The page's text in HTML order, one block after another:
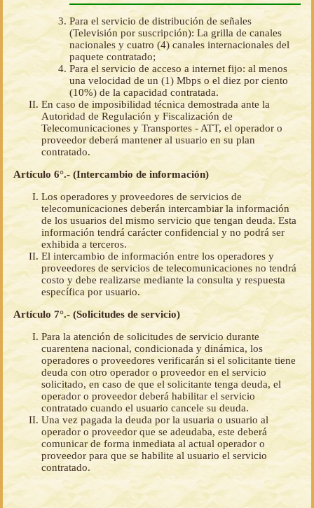
Para el servicio de distribución de señales
(Televisión por suscripción): La grilla de canales
nacionales y cuatro (4) canales internacionales del
paquete contratado;
Para el servicio de acceso a internet fijo: al menos
una velocidad de un (1) Mbps o el diez por ciento
(10%) de la capacidad contratada.
En caso de imposibilidad técnica demostrada ante la
Autoridad de Regulación y Fiscalización de
Telecomunicaciones y Transportes - ATT, el operador o
proveedor deberá mantener al usuario en su plan
contratado.
Artículo 6°.- (Intercambio de información)
Los operadores y proveedores de servicios de
telecomunicaciones deberán intercambiar la información
de los usuarios del mismo servicio que tengan deuda. Esta
información tendrá carácter confidencial y no podrá ser
exhibida a terceros.
El intercambio de información entre los operadores y
proveedores de servicios de telecomunicaciones no tendrá
costo y debe realizarse mediante la consulta y respuesta
específica por usuario.
Artículo 7°.- (Solicitudes de servicio)
Para la atención de solicitudes de servicio durante
cuarentena nacional, condicionada y dinámica, los
operadores o proveedores verificarán si el solicitante tiene
deuda con otro operador o proveedor en el servicio
solicitado, en caso de que el solicitante tenga deuda, el
operador o proveedor deberá habilitar el servicio
contratado cuando el usuario cancele su deuda.
Una vez pagada la deuda por la usuaria o usuario al
operador o proveedor que se adeudaba, este deberá
comunicar de forma inmediata al actual operador o
proveedor para que se habilite al usuario el servicio
contratado.